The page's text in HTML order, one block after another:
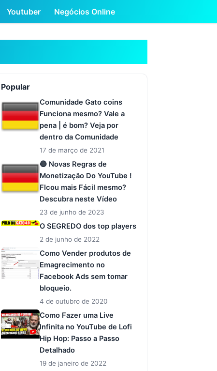
Youtuber Negócios Online
Popular
Comunidade Gato coins
Funciona mesmo? Vale a
pena | é bom? Veja por
dentro da Comunidade
17 de março de 2021
🔴 Novas Regras de
Monetização Do YouTube !
FIcou mais Fácil mesmo?
Descubra neste Vídeo
23 de junho de 2023
O SEGREDO dos top players
2 de junho de 2022
Como Vender produtos de
Emagrecimento no
Facebook Ads sem tomar
bloqueio.
4 de outubro de 2020
Como Fazer uma Live
Infinita no YouTube de Lofi
Hip Hop: Passo a Passo
Detalhado
19 de janeiro de 2022